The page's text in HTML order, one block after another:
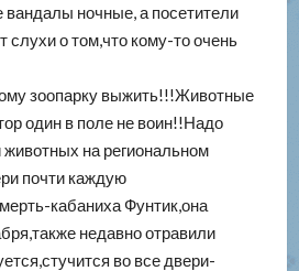
вандалы ночные, а посетители
о том,что кому-то очень
зоопарку выжить!!!Животные
один в поле не воин!!Надо
животных на региональном
почти каждую
кабаниха Фунтик,она
недавно отравили
во все двери-